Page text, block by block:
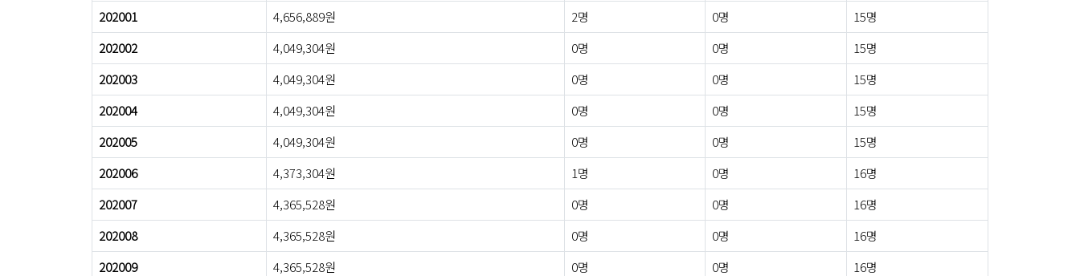
202001
4,656,889원 2명 0명
15명
202002
4,049,304원 0명 0명
15명
202003
4,049,304원 0명 0명
15명
202004
4,049,304원 0명 0명
15명
202005
4,049,304원 0명 0명
15명
202006
4,373,304원 1명 0명
16명
202007
4,365,528원 0명 0명
16명
202008
4,365,528원 0명 0명
16명
202009
4,365,528원 0명 0명
16명